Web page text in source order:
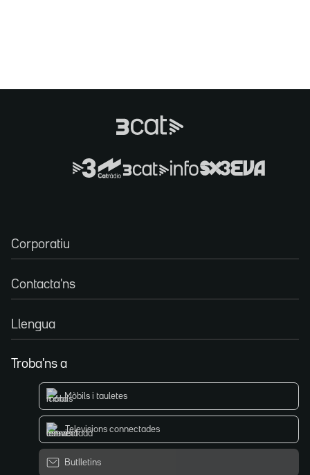
Corporatiu
Contacta'ns
Llengua
Troba'ns a
Mòbils i tauletes
Televisions connectades
Butlletins